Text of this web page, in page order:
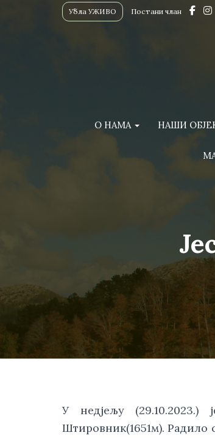
Убла УЖИВО Постани члан
О НАМА НАШИ
У недјељу
Штировник(1651м). Радило